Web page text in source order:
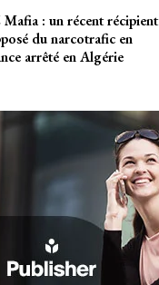
: un récent récipient
du narcotrafic en
arrêté en Algérie